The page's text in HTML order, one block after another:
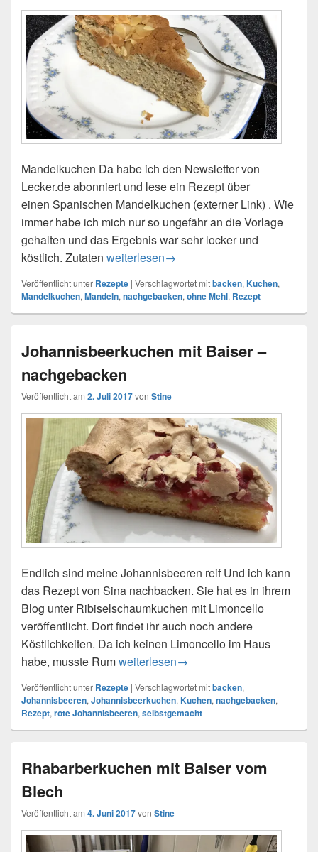
Mandelkuchen Da habe ich den Newsletter von
Lecker.de abonniert und lese ein Rezept über
einen Spanischen Mandelkuchen (externer Link) . Wie
immer habe ich mich nur so ungefähr an die Vorlage
gehalten und das Ergebnis war sehr locker und
köstlich. Zutaten Mandelkuchen vom Feinsten –
weiterlesen→
Veröffentlicht unter Rezepte | Verschlagwortet mitbacken, Kuchen,
Mandelkuchen, Mandeln, nachgebacken, ohne Mehl, Rezept
Johannisbeerkuchen mit Baiser –
nachgebacken
Veröffentlicht am 2. Juli 2017von Stine
Endlich sind meine Johannisbeeren reif Und ich kann
das Rezept von Sina nachbacken. Sie hat es in ihrem
Blog unter Ribiselschaumkuchen mit Limoncello
veröffentlicht. Dort findet ihr auch noch andere
Köstlichkeiten. Da ich keinen Limoncello im Haus
habe, musste RumJohannisbeerkuchen mit Baiser –
weiterlesen→
Veröffentlicht unter Rezepte | Verschlagwortet mitbacken,
Johannisbeeren, Johannisbeerkuchen, Kuchen, nachgebacken,
Rezept, rote Johannisbeeren, selbstgemacht
Rhabarberkuchen mit Baiser vom
Blech
Veröffentlicht am 4. Juni 2017von Stine